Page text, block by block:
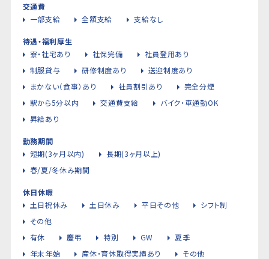
交通費
一部支給
全額支給 支給なし
待遇・福利厚生
寮・社宅あり
社保完備
社員登用あり
制服貸与
研修制度あり
送迎制度あり
まかない（食事）あり
社員割引あり
完全分煙
駅から5分以内
交通費支給
バイク・車通勤OK
昇給あり
勤務期間
短期(3ヶ月以内)
長期(3ヶ月以上)
春/夏/冬休み期間
休日休暇
土日祝休み
土日休み 平日その他
シフト制
その他
有休
慶弔 特別 GW
夏季
年末年始
産休・育休取得実績あり その他